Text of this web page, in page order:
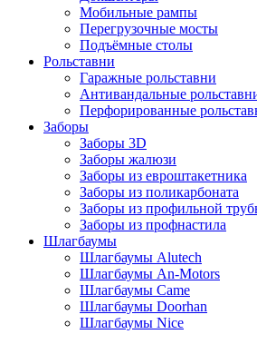
Мобильные рампы
Перегрузочные мосты
Подъёмные столы
Рольставни
Гаражные рольставни
Антивандальные
Перфорированные
Заборы
Заборы 3D
Заборы жалюзи
Заборы из евроштакетника
Заборы из поликарбоната
Заборы из профильной
Заборы из профнастила
Шлагбаумы
Шлагбаумы Alutech
Шлагбаумы An-Motors
Шлагбаумы Came
Шлагбаумы Doorhan
Шлагбаумы Nice